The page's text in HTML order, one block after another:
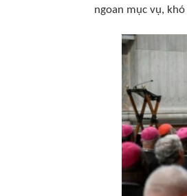
ngoan mục vụ,